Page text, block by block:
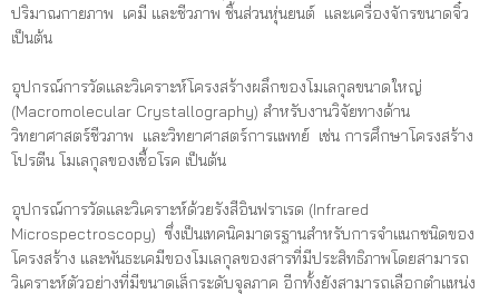
ปริมาณกายภาพ เคมี และชีวภาพ ชิ้นส่วนหุ่นยนต์ และเครื่องจักรขนาดจิ๋ว
เป็นต้น
อุปกรณ์การวัดและวิเคราะห์โครงสร้างผลึกของโมเลกุลขนาดใหญ่
(Macromolecular Crystallography) สำหรับงานวิจัยทางด้าน
วิทยาศาสตร์ชีวภาพ และวิทยาศาสตร์การแพทย์ เช่น การศึกษาโครงสร้าง
โปรตีน โมเลกุลของเชื้อโรค เป็นต้น
อุปกรณ์การวัดและวิเคราะห์ด้วยรังสีอินฟราเรด (Infrared
Microspectroscopy) ซึ่งเป็นเทคนิคมาตรฐานสำหรับการจำแนกชนิดของ
โครงสร้าง และพันธะเคมีของโมเลกุลของสารที่มีประสิทธิภาพโดยสามารถ
วิเคราะห์ตัวอย่างที่มีขนาดเล็กระดับจุลภาค อีกทั้งยังสามารถเลือกตำแหน่ง